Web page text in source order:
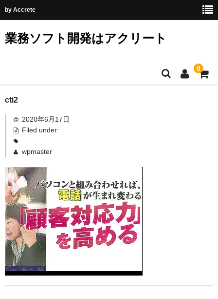
by Accrete
業務ソフト開発はアクリート
0
ホーム
CTIシステム
電話で顧客対応を改善した4つパターン_2
電話で顧客対応を改善した4つパターン_3
電話で顧客対応を改善した4つパターン_4
携帯電話、ネットワークとの連動で機能拡充
CTIソフト
cti2
2020年6月17日
Filed under:
wpmaster